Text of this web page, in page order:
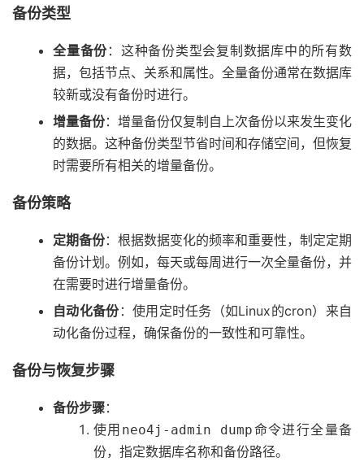
备份类型
全量备份：这种备份类型会复制数据库中的所有数
据，包括节点、关系和属性。全量备份通常在数据库
较新或没有备份时进行。
增量备份：增量备份仅复制自上次备份以来发生变化
的数据。这种备份类型节省时间和存储空间，但恢复
时需要所有相关的增量备份。
备份策略
定期备份：根据数据变化的频率和重要性，制定定期
备份计划。例如，每天或每周进行一次全量备份，并
在需要时进行增量备份。
自动化备份：使用定时任务（如Linux的cron）来自
动化备份过程，确保备份的一致性和可靠性。
备份与恢复步骤
备份步骤：
使用 neo4j-admin dump命令进行全量备
份，指定数据库名称和备份路径。